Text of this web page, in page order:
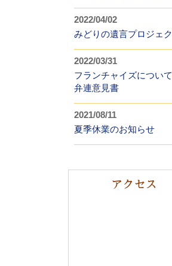
2022/04/02
みどりの遺言プロジェ
2022/03/31
フランチャイズについ
弁連意見書
2021/08/11
夏季休業のお知らせ